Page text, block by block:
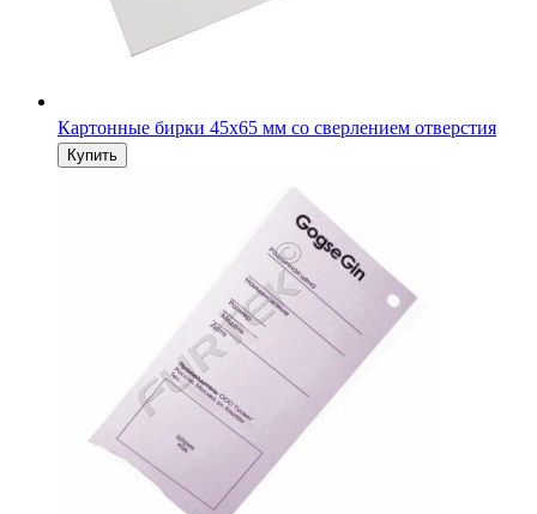
Картонные бирки 45х65 мм со сверлением отверстия